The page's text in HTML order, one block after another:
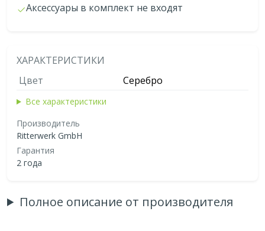
Аксессуары в комплект не входят
ХАРАКТЕРИСТИКИ
Цвет
Серебро
Все характеристики
Производитель
Ritterwerk GmbH
Гарантия
2 года
Полное описание от производителя